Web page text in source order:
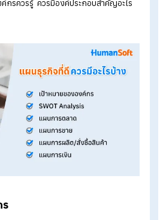
HR software
software
system
pricing from THB 590/month
day trial
วรมีอะไรบ้าง